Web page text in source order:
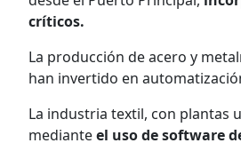
críticos.
La producción de acero y
han invertido en
La industria textil, con plantas
medianteel uso de software